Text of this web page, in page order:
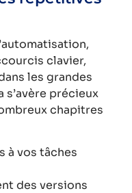
clavier,
les grandes
précieux
chapitres
à vos tâches
des versions